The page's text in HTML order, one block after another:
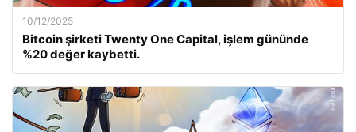
10/12/2025
Bitcoin şirketi Twenty One Capital, işlem gününde
%20 değer kaybetti.